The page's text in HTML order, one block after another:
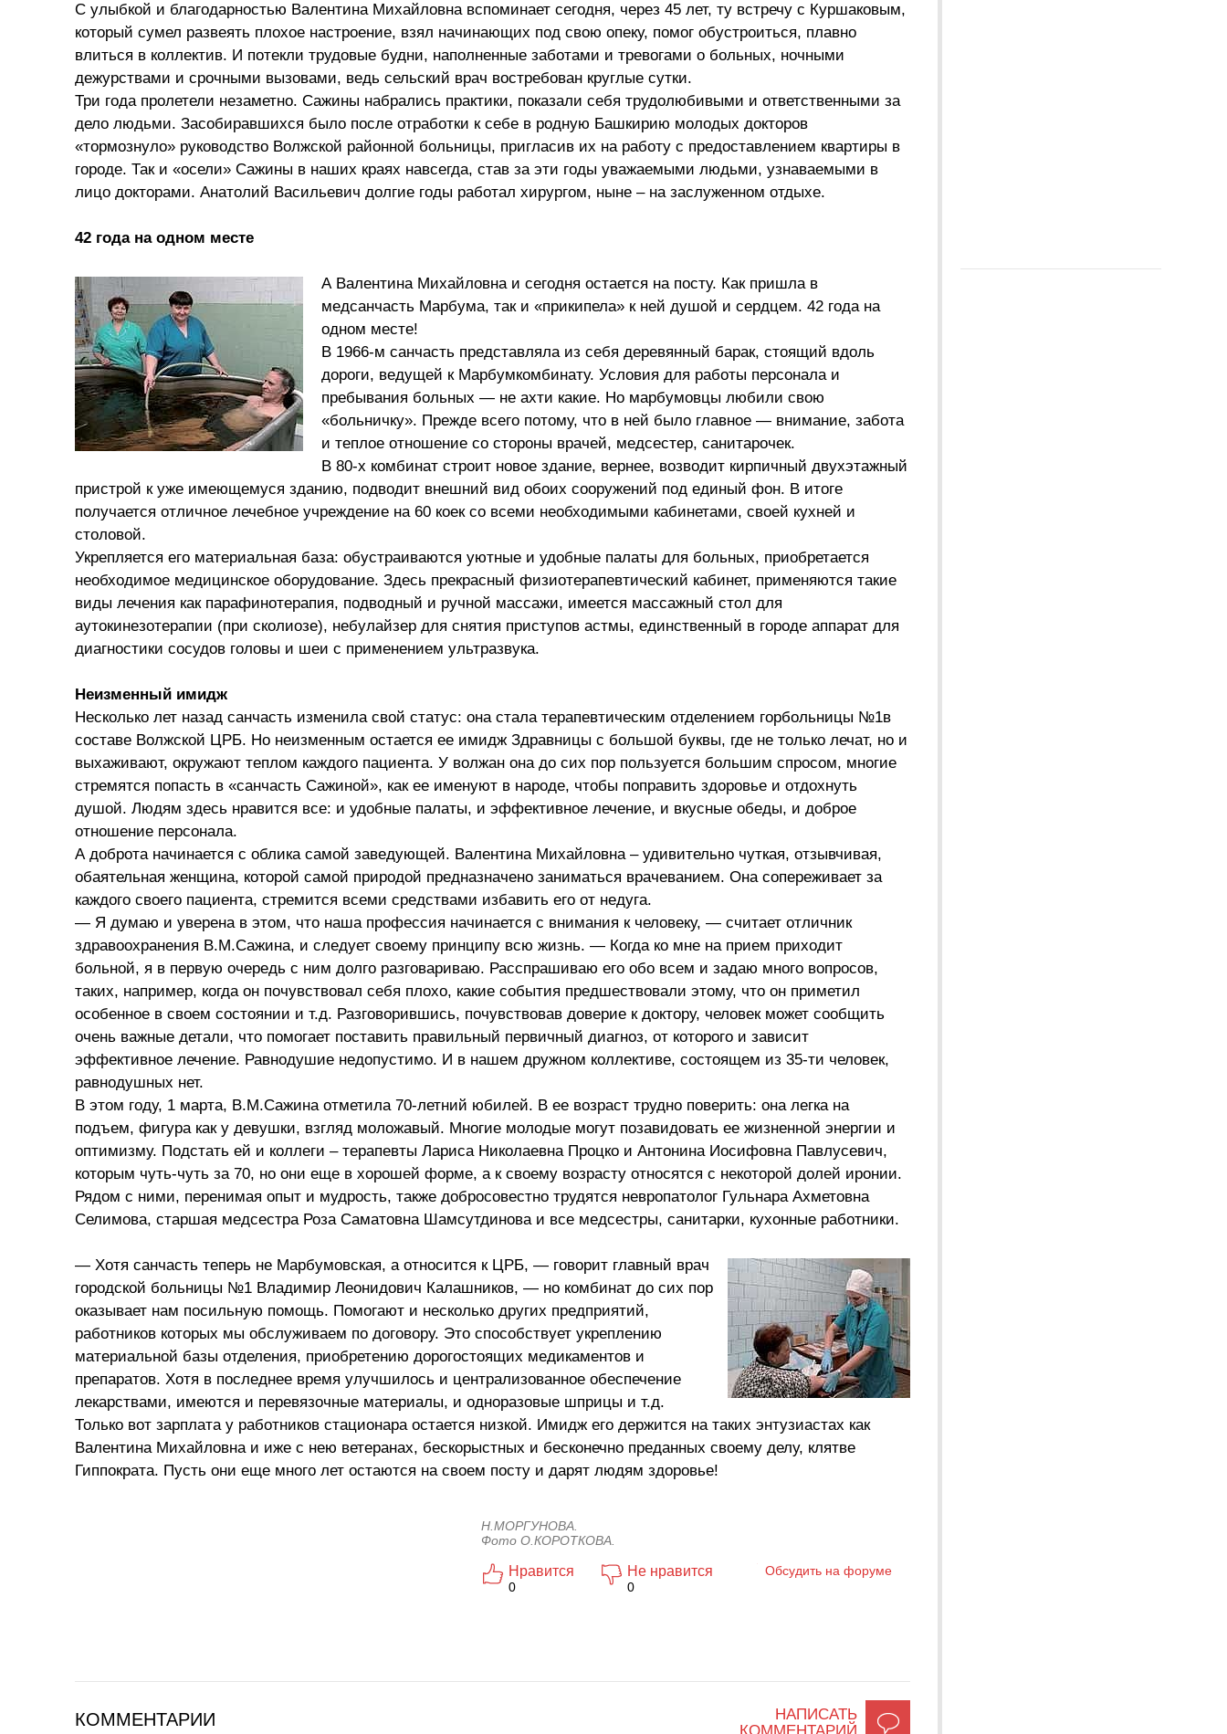
С улыбкой и благодарностью Валентина Михайловна вспоминает сегодня, через 45 лет, ту встречу с Куршаковым,
который сумел развеять плохое настроение, взял начинающих под свою опеку, помог обустроиться, плавно
влиться в коллектив. И потекли трудовые будни, наполненные заботами и тревогами о больных, ночными
дежурствами и срочными вызовами, ведь сельский врач востребован круглые сутки.
Три года пролетели незаметно. Сажины набрались практики, показали себя трудолюбивыми и ответственными за
дело людьми. Засобиравшихся было после отработки к себе в родную Башкирию молодых докторов
«тормознуло» руководство Волжской районной больницы, пригласив их на работу с предоставлением квартиры в
городе. Так и «осели» Сажины в наших краях навсегда, став за эти годы уважаемыми людьми, узнаваемыми в
лицо докторами. Анатолий Васильевич долгие годы работал хирургом, ныне – на заслуженном отдыхе.
42 года на одном месте
А Валентина Михайловна и сегодня остается на посту. Как пришла в
медсанчасть Марбума, так и «прикипела» к ней душой и сердцем. 42 года на
одном месте!
В 1966-м санчасть представляла из себя деревянный барак, стоящий вдоль
дороги, ведущей к Марбумкомбинату. Условия для работы персонала и
пребывания больных — не ахти какие. Но марбумовцы любили свою
«больничку». Прежде всего потому, что в ней было главное — внимание, забота
и теплое отношение со стороны врачей, медсестер, санитарочек.
В 80-х комбинат строит новое здание, вернее, возводит кирпичный двухэтажный
пристрой к уже имеющемуся зданию, подводит внешний вид обоих сооружений под единый фон. В итоге
получается отличное лечебное учреждение на 60 коек со всеми необходимыми кабинетами, своей кухней и
столовой.
Укрепляется его материальная база: обустраиваются уютные и удобные палаты для больных, приобретается
необходимое медицинское оборудование. Здесь прекрасный физиотерапевтический кабинет, применяются такие
виды лечения как парафинотерапия, подводный и ручной массажи, имеется массажный стол для
аутокинезотерапии (при сколиозе), небулайзер для снятия приступов астмы, единственный в городе аппарат для
диагностики сосудов головы и шеи с применением ультразвука.
Неизменный имидж
Несколько лет назад санчасть изменила свой статус: она стала терапевтическим отделением горбольницы №1в
составе Волжской ЦРБ. Но неизменным остается ее имидж Здравницы с большой буквы, где не только лечат, но и
выхаживают, окружают теплом каждого пациента. У волжан она до сих пор пользуется большим спросом, многие
стремятся попасть в «санчасть Сажиной», как ее именуют в народе, чтобы поправить здоровье и отдохнуть
душой. Людям здесь нравится все: и удобные палаты, и эффективное лечение, и вкусные обеды, и доброе
отношение персонала.
А доброта начинается с облика самой заведующей. Валентина Михайловна – удивительно чуткая, отзывчивая,
обаятельная женщина, которой самой природой предназначено заниматься врачеванием. Она сопереживает за
каждого своего пациента, стремится всеми средствами избавить его от недуга.
— Я думаю и уверена в этом, что наша профессия начинается с внимания к человеку, — считает отличник
здравоохранения В.М.Сажина, и следует своему принципу всю жизнь. — Когда ко мне на прием приходит
больной, я в первую очередь с ним долго разговариваю. Расспрашиваю его обо всем и задаю много вопросов,
таких, например, когда он почувствовал себя плохо, какие события предшествовали этому, что он приметил
особенное в своем состоянии и т.д. Разговорившись, почувствовав доверие к доктору, человек может сообщить
очень важные детали, что помогает поставить правильный первичный диагноз, от которого и зависит
эффективное лечение. Равнодушие недопустимо. И в нашем дружном коллективе, состоящем из 35-ти человек,
равнодушных нет.
В этом году, 1 марта, В.М.Сажина отметила 70-летний юбилей. В ее возраст трудно поверить: она легка на
подъем, фигура как у девушки, взгляд моложавый. Многие молодые могут позавидовать ее жизненной энергии и
оптимизму. Подстать ей и коллеги – терапевты Лариса Николаевна Процко и Антонина Иосифовна Павлусевич,
которым чуть-чуть за 70, но они еще в хорошей форме, а к своему возрасту относятся с некоторой долей иронии.
Рядом с ними, перенимая опыт и мудрость, также добросовестно трудятся невропатолог Гульнара Ахметовна
Селимова, старшая медсестра Роза Саматовна Шамсутдинова и все медсестры, санитарки, кухонные работники.
— Хотя санчасть теперь не Марбумовская, а относится к ЦРБ, — говорит главный врач
городской больницы №1 Владимир Леонидович Калашников, — но комбинат до сих пор
оказывает нам посильную помощь. Помогают и несколько других предприятий,
работников которых мы обслуживаем по договору. Это способствует укреплению
материальной базы отделения, приобретению дорогостоящих медикаментов и
препаратов. Хотя в последнее время улучшилось и централизованное обеспечение
лекарствами, имеются и перевязочные материалы, и одноразовые шприцы и т.д.
Только вот зарплата у работников стационара остается низкой. Имидж его держится на таких энтузиастах как
Валентина Михайловна и иже с нею ветеранах, бескорыстных и бесконечно преданных своему делу, клятве
Гиппократа. Пусть они еще много лет остаются на своем посту и дарят людям здоровье!
Н.МОРГУНОВА.
Фото О.КОРОТКОВА.
Нравится
0
Не нравится
0
Обсудить на форуме
НАПИСАТЬ
КОММЕНТАРИЙ
КОММЕНТАРИИ